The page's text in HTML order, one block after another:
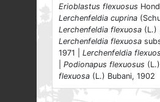
Erioblastus flexuosus
Lerchenfeldia cuprina
Lerchenfeldia flexuosa (L.)
Lerchenfeldia flexuosa
1971 | Lerchenfeldia
Podionapus flexuosus
flexuosa (L.) Bubani, 1902